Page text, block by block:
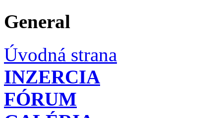
General
Úvodná strana
INZERCIA
FÓRUM